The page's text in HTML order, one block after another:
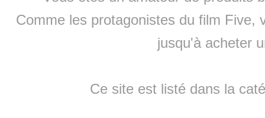
Comme les protagonistes du film Five,
jusqu'à acheter
Ce site est listé dans la